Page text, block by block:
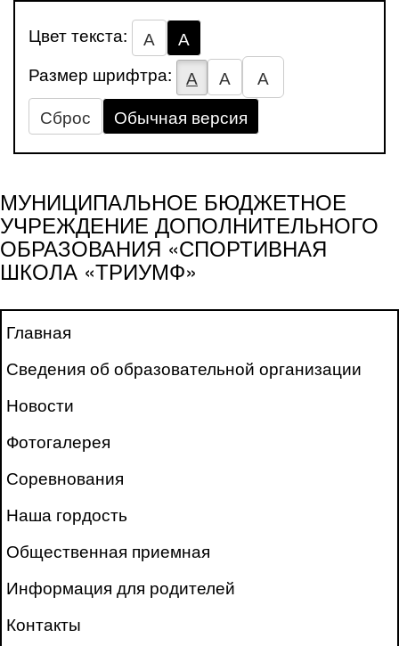
Цвет текста: А
А
Размер шрифтра:
А А
А
Сброс
Обычная версия
МУНИЦИПАЛЬНОЕ БЮДЖЕТНОЕ
УЧРЕЖДЕНИЕ ДОПОЛНИТЕЛЬНОГО
ОБРАЗОВАНИЯ «СПОРТИВНАЯ
ШКОЛА «ТРИУМФ»
Главная
Сведения об образовательной организации
Новости
Фотогалерея
Соревнования
Наша гордость
Общественная приемная
Информация для родителей
Контакты